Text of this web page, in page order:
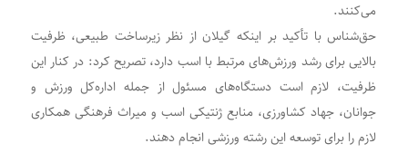
می‌کنند.
حق‌شناس با تأکید بر اینکه گیلان از نظر زیرساخت طبیعی، ظرفیت
بالایی برای رشد ورزش‌های مرتبط با اسب دارد، تصریح کرد: در کنار این
ظرفیت، لازم است دستگاه‌های مسئول از جمله اداره‌کل ورزش و
جوانان، جهاد کشاورزی، منابع ژنتیکی اسب و میراث فرهنگی همکاری
لازم را برای توسعه این رشته ورزشی انجام دهند.